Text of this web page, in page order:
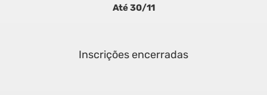
Até 30/11
Inscrições encerradas